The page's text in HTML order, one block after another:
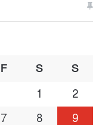
F S S
1
2
7 8
9